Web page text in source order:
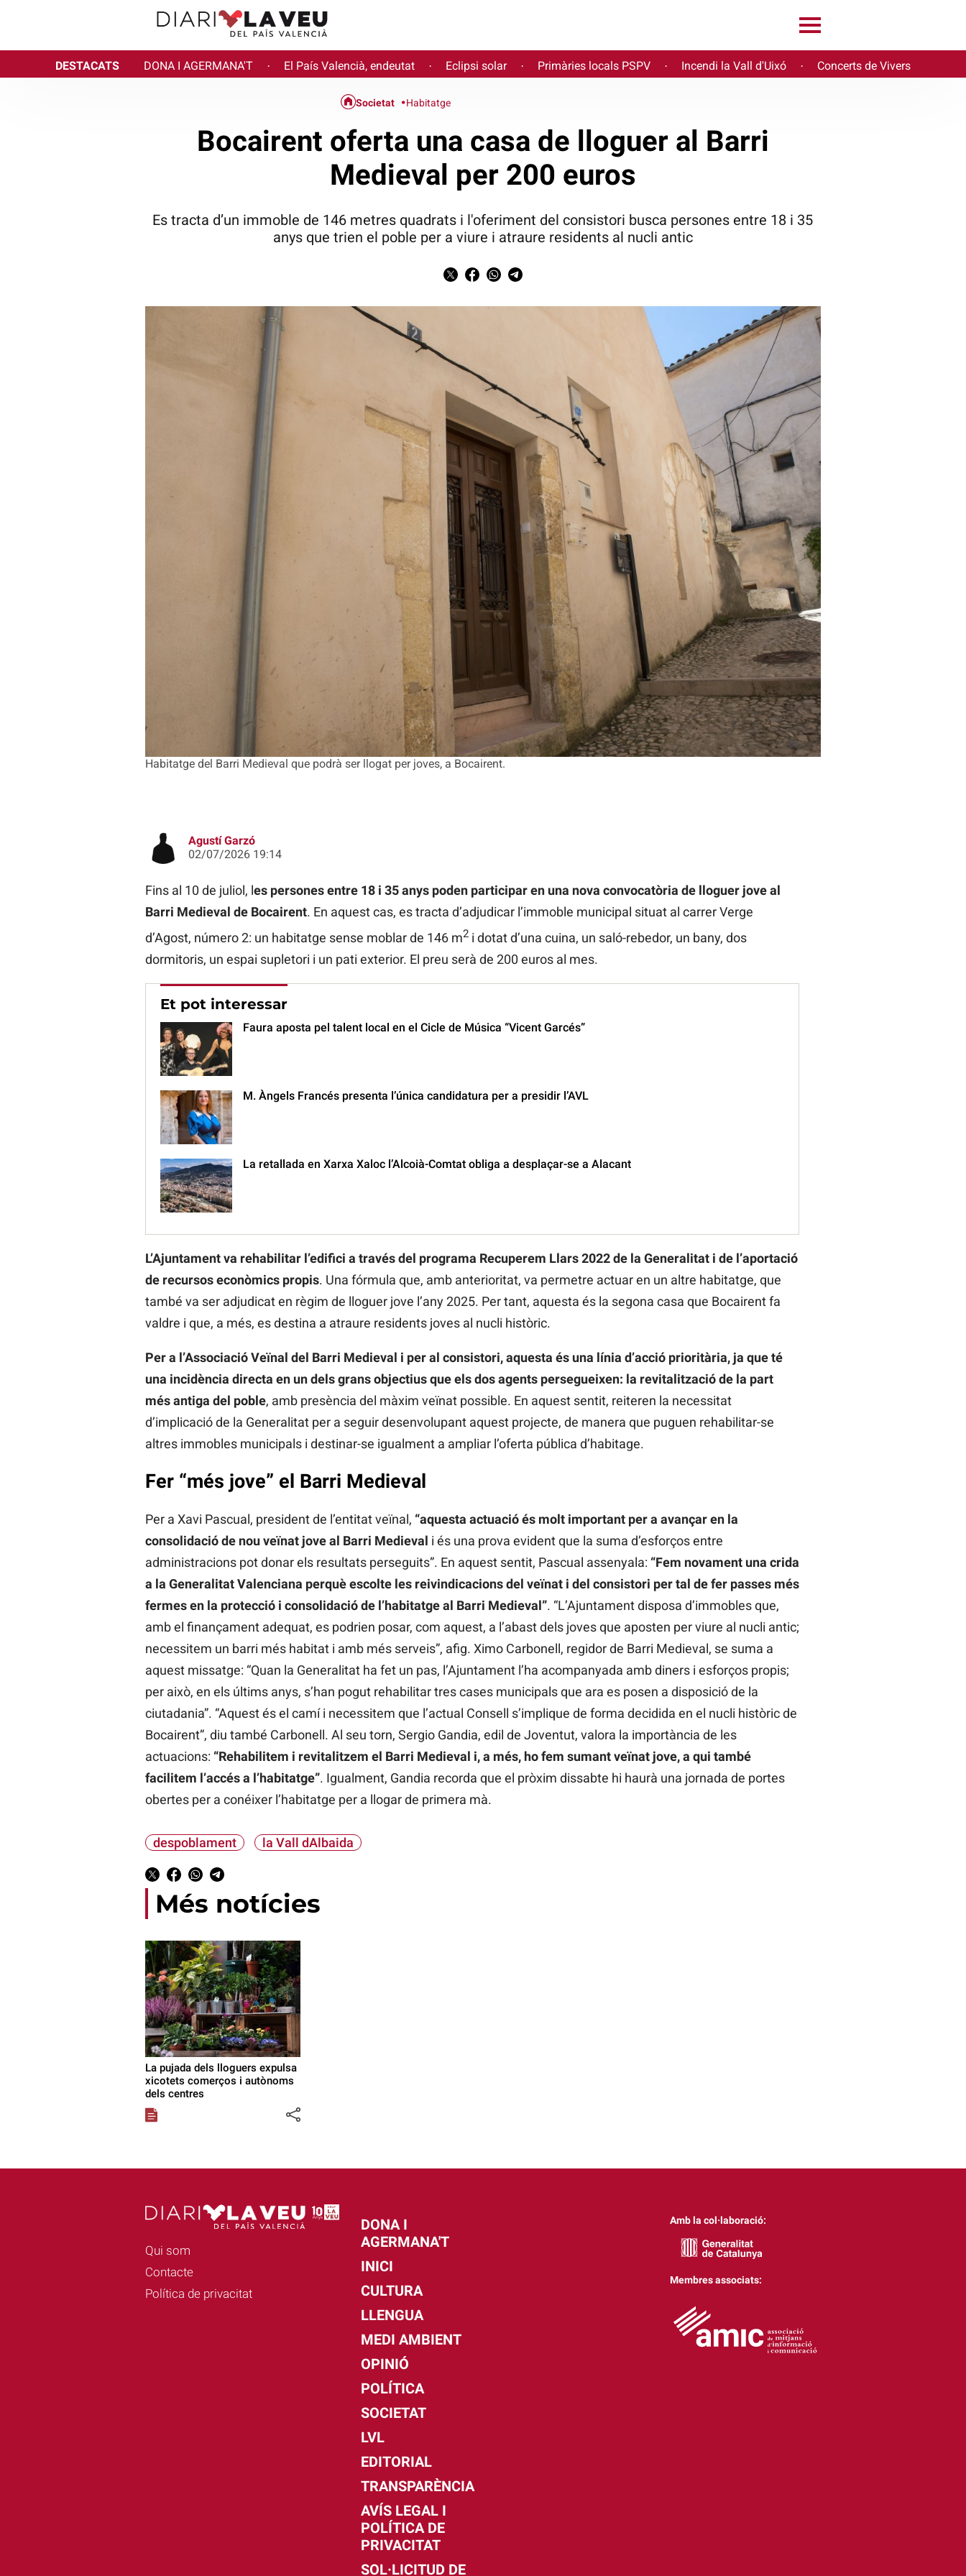
DESTACATS DONA I AGERMANA'T · El País Valencià, endeutat · Eclipsi solar · Primàries locals PSPV · Incendi la Vall d'Uixó · Concerts de Vivers
Habitatge del Barri Medieval que podrà ser llogat per joves, a Bocairent.
Societat Habitatge
Bocairent oferta una casa de lloguer al Barri
Medieval per 200 euros
Es tracta d’un immoble de 146 metres quadrats i l'oferiment del consistori busca persones entre 18 i 35
anys que trien el poble per a viure i atraure residents al nucli antic
Agustí Garzó
02/07/2026 19:14
Fins al 10 de juliol, les persones entre 18 i 35 anys poden participar en una nova convocatòria de lloguer jove al
Barri Medieval de Bocairent. En aquest cas, es tracta d’adjudicar l’immoble municipal situat al carrer Verge
d’Agost, número 2: un habitatge sense moblar de 146 m2i dotat d’una cuina, un saló-rebedor, un bany, dos
dormitoris, un espai supletori i un pati exterior. El preu serà de 200 euros al mes.
Et pot interessar
Faura aposta pel talent local en el Cicle de Música “Vicent Garcés”
M. Àngels Francés presenta l’única candidatura per a presidir l’AVL
La retallada en Xarxa Xaloc l’Alcoià-Comtat obliga a desplaçar-se a Alacant
L’Ajuntament va rehabilitar l’edifici a través del programa Recuperem Llars 2022 de la Generalitat i de l’aportació
de recursos econòmics propis. Una fórmula que, amb anterioritat, va permetre actuar en un altre habitatge, que
també va ser adjudicat en règim de lloguer jove l’any 2025. Per tant, aquesta és la segona casa que Bocairent fa
valdre i que, a més, es destina a atraure residents joves al nucli històric.
Per a l’Associació Veïnal del Barri Medieval i per al consistori, aquesta és una línia d’acció prioritària, ja que té
una incidència directa en un dels grans objectius que els dos agents persegueixen: la revitalització de la part
més antiga del poble, amb presència del màxim veïnat possible. En aquest sentit, reiteren la necessitat
d’implicació de la Generalitat per a seguir desenvolupant aquest projecte, de manera que puguen rehabilitar-se
altres immobles municipals i destinar-se igualment a ampliar l’oferta pública d’habitage.
Fer “més jove” el Barri Medieval
Per a Xavi Pascual, president de l’entitat veïnal, “aquesta actuació és molt important per a avançar en la
consolidació de nou veïnat jove al Barri Medieval i és una prova evident que la suma d’esforços entre
administracions pot donar els resultats perseguits”. En aquest sentit, Pascual assenyala: “Fem novament una crida
a la Generalitat Valenciana perquè escolte les reivindicacions del veïnat i del consistori per tal de fer passes més
fermes en la protecció i consolidació de l’habitatge al Barri Medieval”. “L’Ajuntament disposa d’immobles que,
amb el finançament adequat, es podrien posar, com aquest, a l’abast dels joves que aposten per viure al nucli antic;
necessitem un barri més habitat i amb més serveis”, afig. Ximo Carbonell, regidor de Barri Medieval, se suma a
aquest missatge: “Quan la Generalitat ha fet un pas, l’Ajuntament l’ha acompanyada amb diners i esforços propis;
per això, en els últims anys, s’han pogut rehabilitar tres cases municipals que ara es posen a disposició de la
ciutadania”. “Aquest és el camí i necessitem que l’actual Consell s’implique de forma decidida en el nucli històric de
Bocairent”, diu també Carbonell. Al seu torn, Sergio Gandia, edil de Joventut, valora la importància de les
actuacions: “Rehabilitem i revitalitzem el Barri Medieval i, a més, ho fem sumant veïnat jove, a qui també
facilitem l’accés a l’habitatge”. Igualment, Gandia recorda que el pròxim dissabte hi haurà una jornada de portes
obertes per a conéixer l’habitatge per a llogar de primera mà.
despoblament la Vall dAlbaida
Més notícies
La pujada dels lloguers expulsa
xicotets comerços i autònoms
dels centres
Qui som
Contacte
Política de privacitat
DONA I
AGERMANA'T
INICI
CULTURA
LLENGUA
MEDI AMBIENT
OPINIÓ
POLÍTICA
SOCIETAT
LVL
EDITORIAL
TRANSPARÈNCIA
AVÍS LEGAL I
POLÍTICA DE
PRIVACITAT
SOL·LICITUD DE
Amb la col·laboració:
Membres associats: